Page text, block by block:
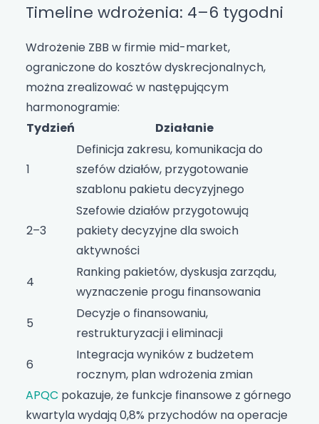
Timeline wdrożenia: 4–6 tygodni
Wdrożenie ZBB w firmie mid-market,
ograniczone do kosztów dyskrecjonalnych,
można zrealizować w następującym
harmonogramie:
Tydzień
Działanie
1
Definicja zakresu, komunikacja do
szefów działów, przygotowanie
szablonu pakietu decyzyjnego
2–3
Szefowie działów przygotowują
pakiety decyzyjne dla swoich
aktywności
4
Ranking pakietów, dyskusja zarządu,
wyznaczenie progu finansowania
5
Decyzje o finansowaniu,
restrukturyzacji i eliminacji
6
Integracja wyników z budżetem
rocznym, plan wdrożenia zmian
APQC pokazuje, że funkcje finansowe z górnego
kwartyla wydają 0,8% przychodów na operacje